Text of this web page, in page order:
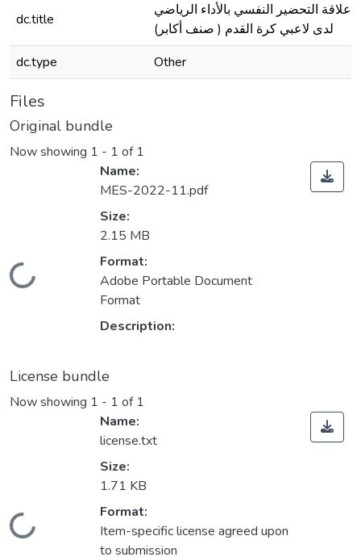
dc.title
علاقة التحضير النفسي بالأداء الرياضي
لدى لاعبي كرة القدم ( صنف أكابر)
dc.type
Other
Files
Original bundle
Now showing 1 - 1 of 1
Loading...
Name:
MES-2022-11.pdf
Size:
2.15 MB
Format:
Adobe Portable Document
Format
Description:
License bundle
Now showing 1 - 1 of 1
Loading...
Name:
license.txt
Size:
1.71 KB
Format:
Item-specific license agreed upon
to submission